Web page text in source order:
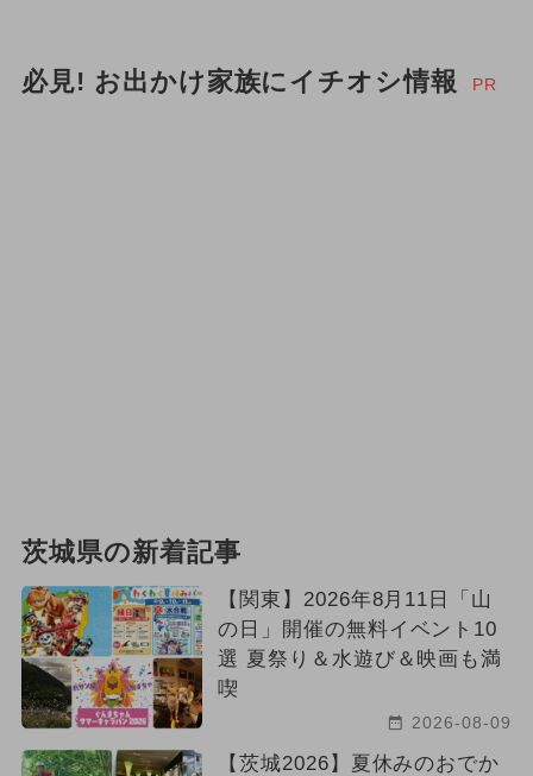
必見! お出かけ家族にイチオシ情報 PR
茨城県の新着記事
【関東】2026年8月11日「山
の日」開催の無料イベント10
選 夏祭り＆水遊び＆映画も満
喫
2026-08-09
【茨城2026】夏休みのおでか